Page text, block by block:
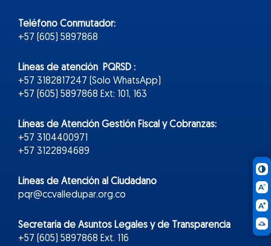
Teléfono Conmutador:
+57 (605) 5897868
Líneas de atención PQRSD :
+57 3182817247 (Solo WhatsApp)
+57 (605) 5897868 Ext: 101, 163
Líneas de Atención Gestión Fiscal y Cobranzas:
+57 3104400971
+57 3122894689
Líneas de Atención al Ciudadano
pqr@ccvalledupar.org.co
Secretaría de Asuntos Legales y de Transparencia
+57 (605) 5897868 Ext. 116